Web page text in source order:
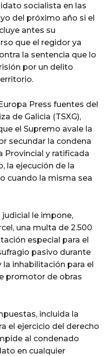
socialista en las
del próximo año si el
antes su
que el regidor ya
la sentencia que lo
por un delito
Press fuentes del
de Galicia (TSXG),
el Supremo avale la
secundar la condena
Provincial y ratificada
la ejecución de la
cuando la misma sea
judicial le impone,
una multa de 2.500
especial para el
pasivo durante
inhabilitación para el
promotor de obras
incluida la
el ejercicio del derecho
al condenado
en cualquier